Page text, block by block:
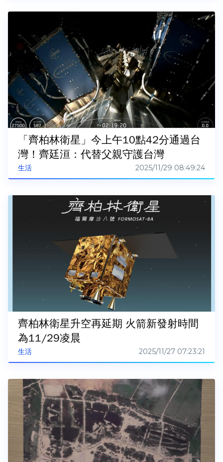
生活
「齊柏林衛星」今上午10點42分通過台
灣！齊廷洹：代替父親守護台灣
2025/11/29 08:49:24
生活
齊柏林衛星升空再延期 火箭新發射時間
為11/29凌晨
2025/11/27 07:23:21